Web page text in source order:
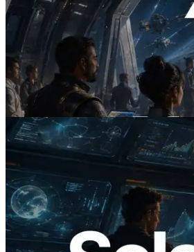
2026.07.04
ERPC startet x402-
Der Beginn einer Ära, in
APIs bei Bedarf bezahlen
Lesen Sie diesen Artikel